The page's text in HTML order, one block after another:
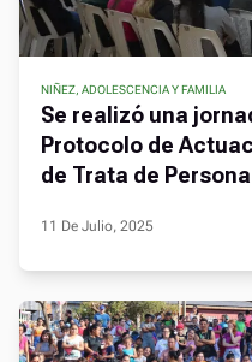
NIÑEZ, ADOLESCENCIA Y FAMILIA
Se realizó una
Protocolo de
de Trata de
11 De Julio, 2025